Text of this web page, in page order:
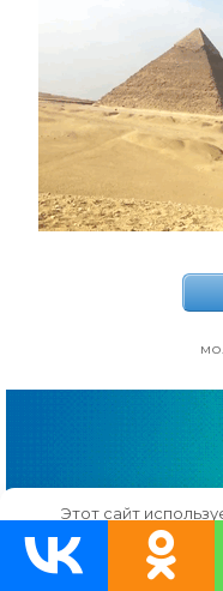
Этот сайт
Продолжая
работу с